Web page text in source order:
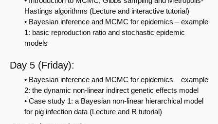
Hastings algorithms (Lecture and interactive tutorial)
• Bayesian inference and MCMC for epidemics – example
1: basic reproduction ratio and stochastic epidemic
models
Day 5 (Friday):
• Bayesian inference and MCMC for epidemics – example
2: the dynamic non-linear indirect genetic effects model
• Case study 1: a Bayesian non-linear hierarchical model
for pig infection data (Lecture and R tutorial)